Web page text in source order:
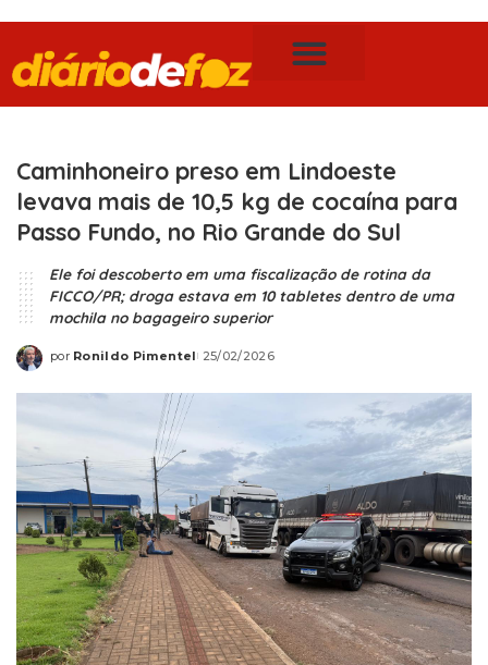
Caminhoneiro preso em Lindoeste
levava mais de 10,5 kg de cocaína para
Passo Fundo, no Rio Grande do Sul
Ele foi descoberto em uma fiscalização de rotina da
FICCO/PR; droga estava em 10 tabletes dentro de uma
mochila no bagageiro superior
por Ronildo Pimentel 25/02/2026